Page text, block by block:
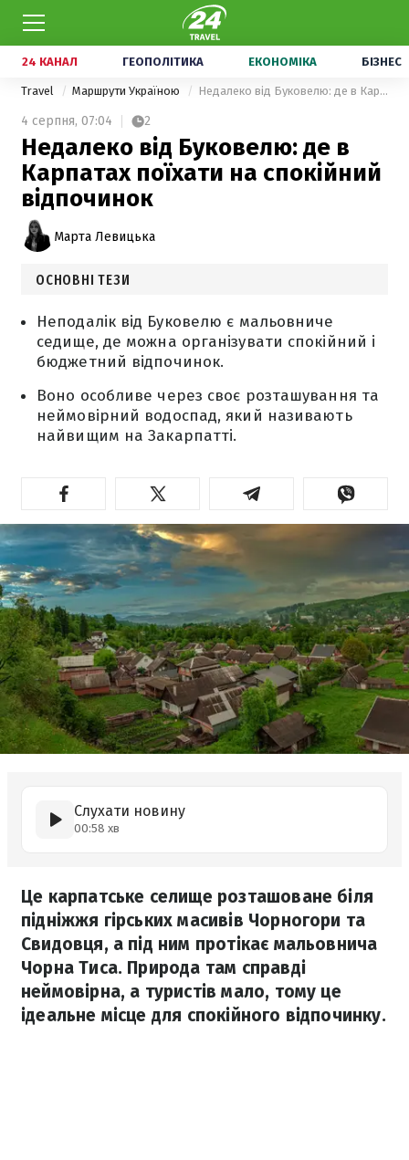
24 КАНАЛ ГЕОПОЛІТИКА ЕКОНОМІКА БІЗНЕС
Travel Маршрути Україною Недалеко від Буковелю: де в Карпатах поїхати на спокійний відпочинок
4 серпня, 07:04 2
Недалеко від Буковелю: де в
Карпатах поїхати на спокійний
відпочинок
Марта Левицька
ОСНОВНІ ТЕЗИ
Неподалік від Буковелю є мальовниче
седище, де можна організувати спокійний і
бюджетний відпочинок.
Воно особливе через своє розташування та
неймовірний водоспад, який називають
найвищим на Закарпатті.
Слухати новину
00:58 хв
Це карпатське селище розташоване біля
підніжжя гірських масивів Чорногори та
Свидовця, а під ним протікає мальовнича
Чорна Тиса. Природа там справді
неймовірна, а туристів мало, тому це
ідеальне місце для спокійного відпочинку.